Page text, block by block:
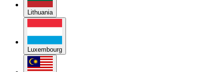
Lithuania
Luxembourg